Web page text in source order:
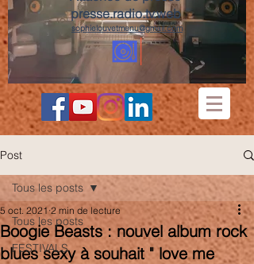
presse.radio.tv.web
sophielouvetmenu@gmail.com
Post
Tous les posts
FESTIVALS
Tous les posts
Boogie Beasts : nouvel album rock
blues sexy à souhait " love me
5 oct. 2021 2 min de lecture